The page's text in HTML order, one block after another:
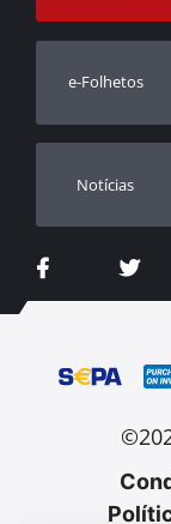
Rastrear
Revendedores
e-Folhetos
Notícias